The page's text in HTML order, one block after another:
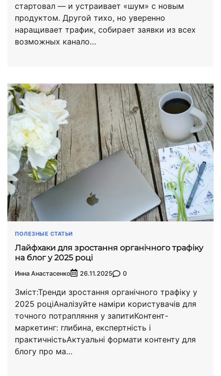
стартовал — и устраивает «шум» с новым
продуктом. Другой тихо, но уверенно
наращивает трафик, собирает заявки из всех
возможных канало…
ПОЛЕЗНЫЕ СТАТЬИ
Лайфхаки для зростання органічного трафіку
на блог у 2025 році
Инна Анастасенко 26.11.2025 0
Зміст:Тренди зростання органічного трафіку у
2025 роціАналізуйте наміри користувачів для
точного потрапляння у запитиКонтент-
маркетинг: глибина, експертність і
практичністьАктуальні формати контенту для
блогу про ма…